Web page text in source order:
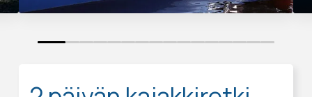
0 1 2 3 4 5 6 7 8 9 101112131415